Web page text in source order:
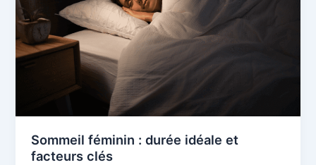
Sommeil féminin : durée idéale et
facteurs clés
et
facteurs
clés